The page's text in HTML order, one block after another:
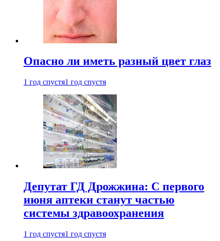
Опасно ли иметь разный цвет глаз
1 год спустя1 год спустя
Депутат ГД Дрожжина: С первого
июня аптеки станут частью
системы здравоохранения
1 год спустя1 год спустя